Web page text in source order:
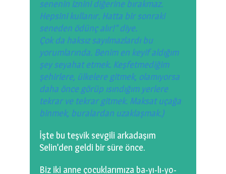
senenin iznini diğerine bırakmaz.
Hepsini kullanır. Hatta bir sonraki
seneden ödünç alır!” diye.
Çok da haksız sayılmazlardı bu
yorumlarında. Benim en keyif aldığım
şey seyahat etmek. Keşfetmediğim
şehirlere, ülkelere gitmek, olamıyorsa
daha önce görüp ısındığım yerlere
tekrar ve tekrar gitmek. Maksat uçağa
binmek, buralardan uzaklaşmak.)
İşte bu teşvik sevgili arkadaşım
Selin’den geldi bir süre önce.
Biz iki anne çocuklarımıza ba-yı-lı-yo-